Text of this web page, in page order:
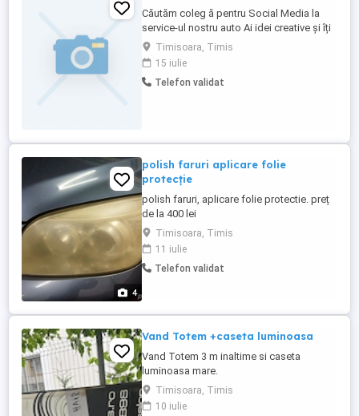
Căutăm coleg ă pentru Social Media la
service-ul nostru auto Ai idei creative și îți
place să postezi pe rețelele sociale? Vrem
să faci parte din echipa noastră! Căutăm o
persoană (fată sau băiat) care să se
ocupe de postările pentru service-ul
Timisoara, Timis
15 iulie
Telefon validat
4
polish faruri aplicare folie
protecție
polish faruri, aplicare folie protectie. preț
de la 400 lei
Timisoara, Timis
11 iulie
Telefon validat
Vand Totem +caseta luminoasa
Vand Totem 3 m inaltime si caseta
luminoasa mare.
Timisoara, Timis
10 iulie